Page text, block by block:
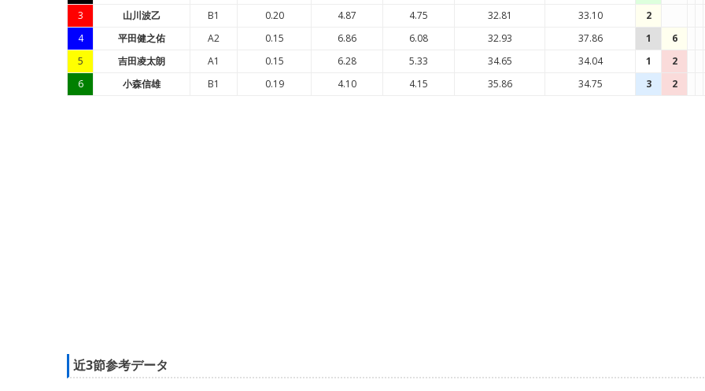
3
山川波乙 B1 0.20 4.87 4.75 32.81 33.10 2
4
平田健之佑 A2 0.15 6.86 6.08 32.93 37.86 1 6
5
吉田凌太朗 A1 0.15 6.28 5.33 34.65 34.04 1 2
6
小森信雄 B1 0.19 4.10 4.15 35.86 34.75 3 2
近3節参考データ